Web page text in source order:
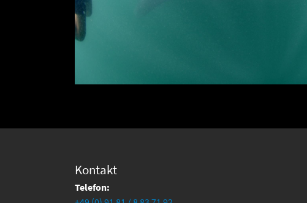
Kontakt
Telefon: